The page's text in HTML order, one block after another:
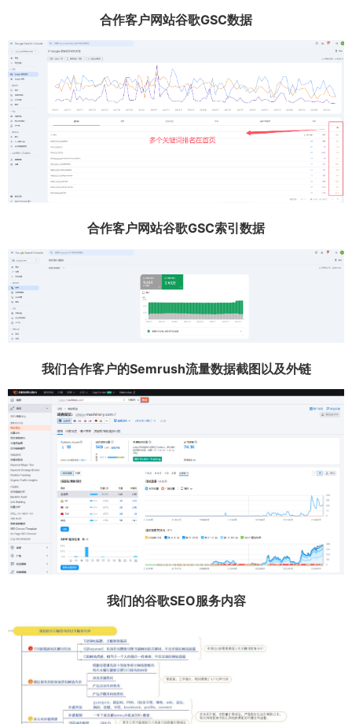
合作客户网站谷歌GSC数据
合作客户网站谷歌GSC索引数据
我们合作客户的Semrush流量数据截图以及外链
我们的谷歌SEO服务内容